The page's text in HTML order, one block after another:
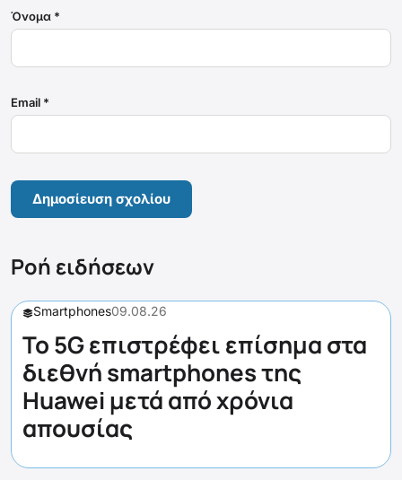
Όνομα *
Email *
Ροή ειδήσεων
Smartphones09.08.26
Το 5G επιστρέφει επίσημα στα
διεθνή smartphones της
Huawei μετά από χρόνια
απουσίας